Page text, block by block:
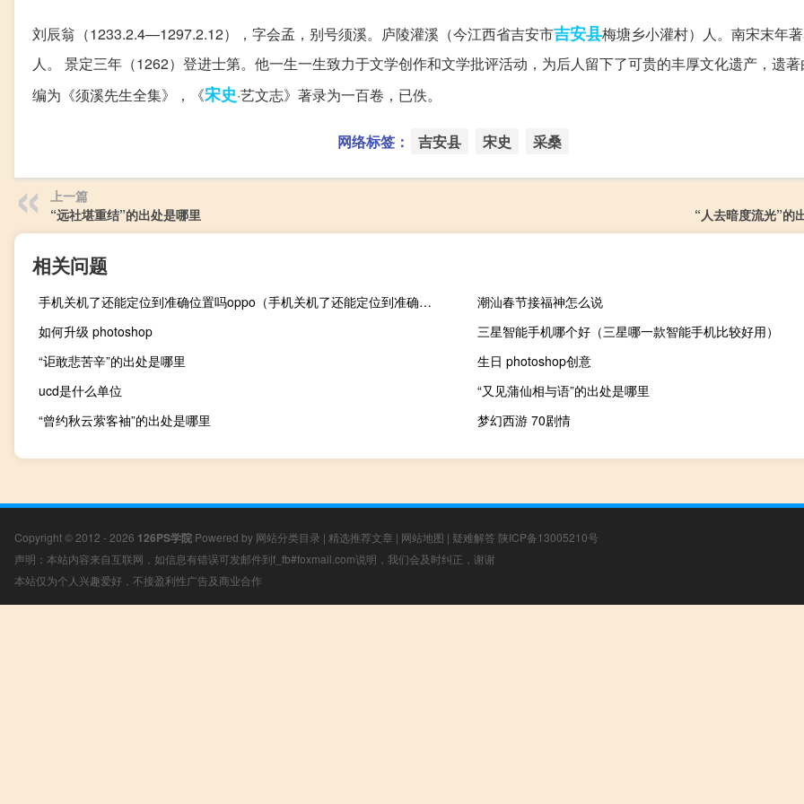
刘辰翁（1233.2.4—1297.2.12），字会孟，别号须溪。庐陵灌溪（今江西省吉安市吉安县梅塘乡小灌村）人。南宋末年
人。 景定三年（1262）登进士第。他一生一生致力于文学创作和文学批评活动，为后人留下了可贵的丰厚文化遗产，遗
编为《须溪先生全集》，《宋史·艺文志》著录为一百卷，已佚。
网络标签： 吉安县 宋史 采桑
上一篇
“远社堪重结”的出处是哪里
“人去暗度流光”的
相关问题
手机关机了还能定位到准确位置吗oppo（手机关机了还能定位到准确位置吗）
潮汕春节接福神怎么说
如何升级 photoshop
三星智能手机哪个好（三星哪一款智能手机比较好用）
“讵敢悲苦辛”的出处是哪里
生日 photoshop创意
ucd是什么单位
“又见蒲仙相与语”的出处是哪里
“曾约秋云萦客袖”的出处是哪里
梦幻西游 70剧情
Copyright © 2012 - 2026 126PS学院 Powered by 网站分类目录 | 精选推荐文章 | 网站地图 | 疑难解答 陕ICP备13005210号
声明：本站内容来自互联网，如信息有错误可发邮件到f_fb#foxmail.com说明，我们会及时纠正，谢谢
本站仅为个人兴趣爱好，不接盈利性广告及商业合作